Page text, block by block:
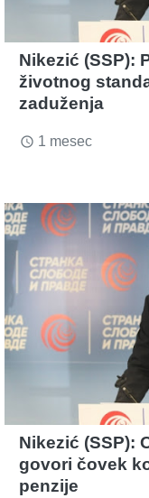
Nikezić (SSP):
životnog
zaduženja
access_time 1 mesec
Nikezić (SSP):
govori čovek
penzije